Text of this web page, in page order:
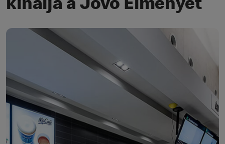
kínálja a Jövő Élményét